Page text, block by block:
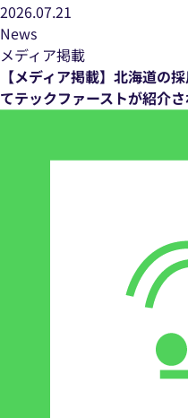
2026.07.21
News
メディア掲載
【メディア掲載】北海道の
てテックファーストが紹介